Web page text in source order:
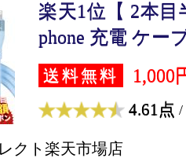
楽天1位【 2本
phone 充電 ケー
送料無料 1,000
4.61点 /
クト楽天市場店